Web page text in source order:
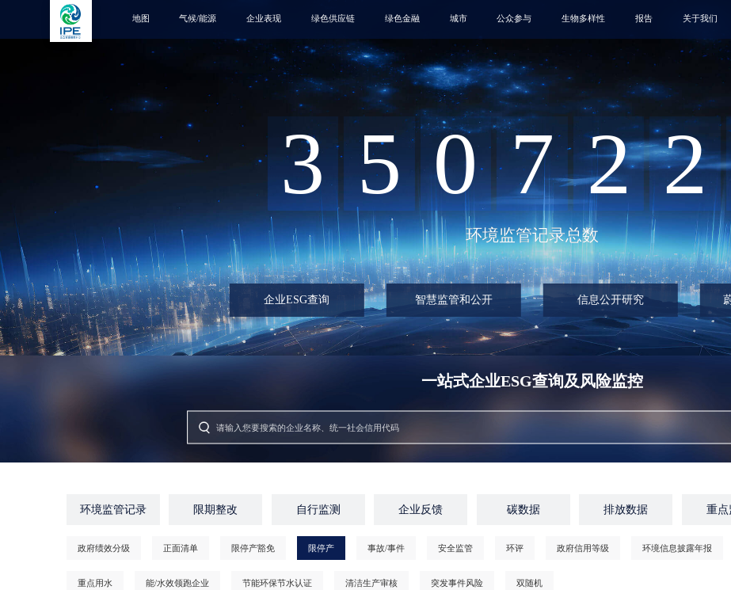
地图 气候/能源 企业表现 绿色供应链 绿色金融 城市 公众参与 生物多样性 报告 关于我们
3 5 0 7 2 2
环境监管记录总数
企业ESG查询 智慧监管和公开 信息公开研究
一站式企业ESG查询及风险监控
环境监管记录 限期整改 自行监测 企业反馈 碳数据 排放数据 重点
政府绩效分级 正面清单 限停产豁免 限停产 事故/事件 安全监管 环评 政府信用等级 环境信息披露年报
重点用水 能/水效领跑企业 节能环保节水认证 清洁生产审核 突发事件风险 双随机